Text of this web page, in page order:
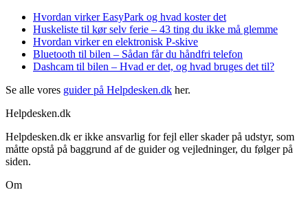
Hvordan virker EasyPark og hvad koster det
Huskeliste til kør selv ferie – 43 ting du ikke må glemme
Hvordan virker en elektronisk P-skive
Bluetooth til bilen – Sådan får du håndfri telefon
Dashcam til bilen – Hvad er det, og hvad bruges det til?
Se alle vores guider på Helpdesken.dk her.
Helpdesken.dk
Helpdesken.dk er ikke ansvarlig for fejl eller skader på udstyr, som
måtte opstå på baggrund af de guider og vejledninger, du følger på
siden.
Om